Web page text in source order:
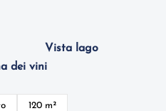
Vista lago
dei vini
120 m²